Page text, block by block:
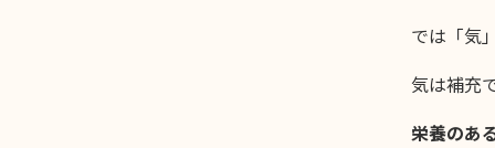
では「気
気は補充
栄養のあ